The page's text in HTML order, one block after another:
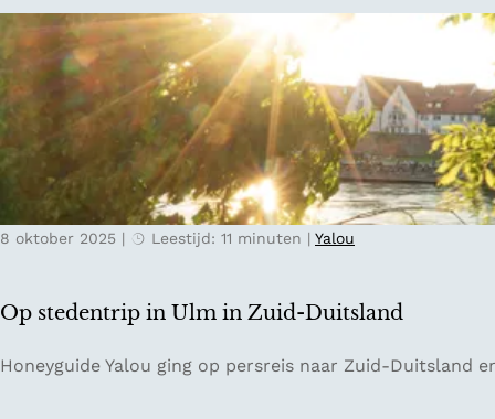
c
t
e
b
i
C
h
t
a
e
r
o
l
&
s
n
Op stedentrip in Ulm in Zuid-Duitsland
8 oktober 2025 | Leestijd: 11 minuten | Yalou
O
Honeyguide Yalou ging op persreis naar Zuid-Duitsland